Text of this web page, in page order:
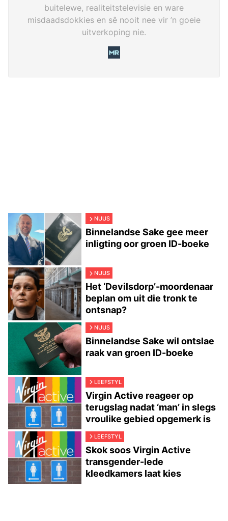
buitelewe, realiteitstelevisie en ware
misdaadsdokkies en sê nooit nee vir ’n goeie
uitverkoping nie.
NUUS
Binnelandse Sake gee meer
inligting oor groen ID-boeke
NUUS
Het ‘Devilsdorp’-moordenaar
beplan om uit die tronk te
ontsnap?
NUUS
Binnelandse Sake wil ontslae
raak van groen ID-boeke
LEEFSTYL
Virgin Active reageer op
terugslag nadat ‘man’ in slegs
vroulike gebied opgemerk is
LEEFSTYL
Skok soos Virgin Active
transgender-lede
kleedkamers laat kies